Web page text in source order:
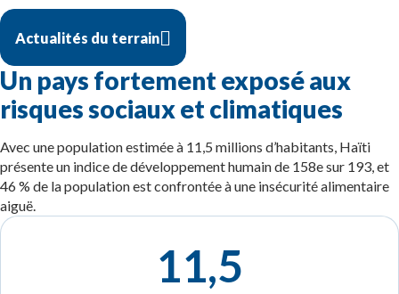
Actualités du terrain
Un pays fortement exposé aux
risques sociaux et climatiques
Avec une population estimée à 11,5 millions d’habitants, Haïti
présente un indice de développement humain de 158e sur 193, et
46 % de la population est confrontée à une insécurité alimentaire
aiguë.
11,5